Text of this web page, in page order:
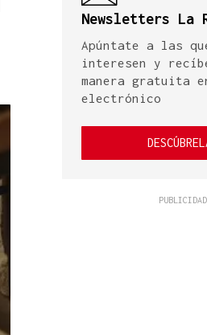
Newsletters La
Apúntate a las
interesen y
manera gratuita
electrónico